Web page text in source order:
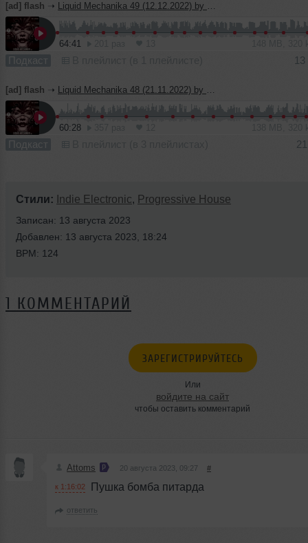
[ad] flash ➝ Liquid Mechanika 49 (12.12.2022) by Konstruct_or
64:41
Подкаст 13
[ad] flash ➝ Liquid Mechanika 48 (21.11.2022) by Konstruct_or
60:28
Подкаст
Стили: Indie Electronic, Progressive House
Записан: 13 августа 2023
Добавлен: 13 августа 2023, 18:24
BPM: 124
1 КОММЕНТАРИЙ
ЗАРЕГИСТРИРУЙТЕСЬ
Или
войдите на сайт
чтобы оставить комментарий
Attoms 20 августа 2023, 09:27 #
к 1:16:02 Пушка бомба питарда
ответить